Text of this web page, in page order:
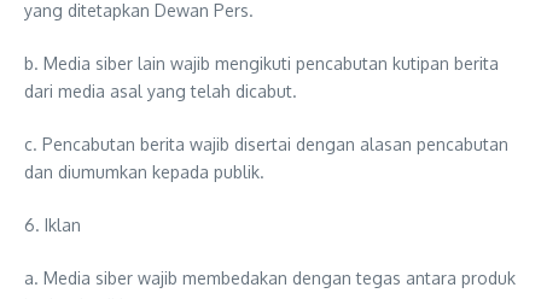
yang ditetapkan Dewan Pers.
b. Media siber lain wajib mengikuti pencabutan kutipan berita
dari media asal yang telah dicabut.
c. Pencabutan berita wajib disertai dengan alasan pencabutan
dan diumumkan kepada publik.
6. Iklan
a. Media siber wajib membedakan dengan tegas antara produk